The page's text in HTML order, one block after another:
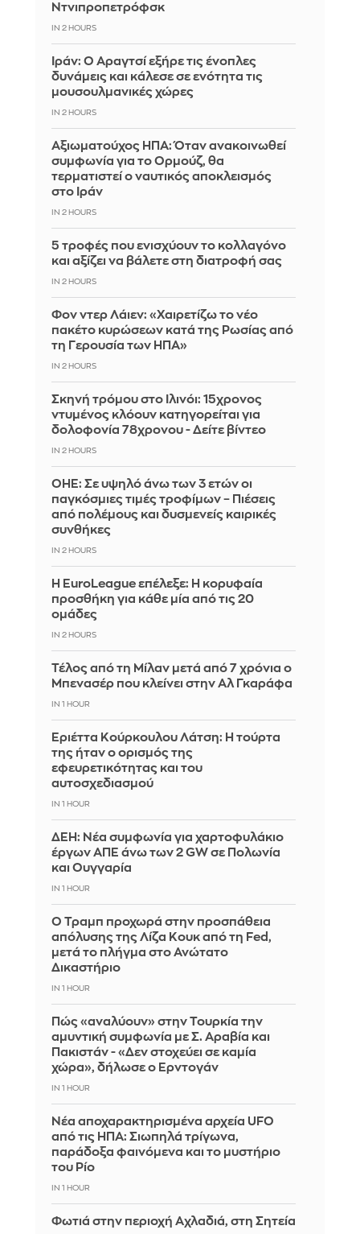
Ντνιπροπετρόφσκ
IN 2 HOURS
Ιράν: Ο Αραγτσί εξήρε τις ένοπλες
δυνάμεις και κάλεσε σε ενότητα τις
μουσουλμανικές χώρες
IN 2 HOURS
Αξιωματούχος ΗΠΑ: Όταν ανακοινωθεί
συμφωνία για το Ορμούζ, θα
τερματιστεί ο ναυτικός αποκλεισμός
στο Ιράν
IN 2 HOURS
5 τροφές που ενισχύουν το κολλαγόνο
και αξίζει να βάλετε στη διατροφή σας
IN 2 HOURS
Φον ντερ Λάιεν: «Χαιρετίζω το νέο
πακέτο κυρώσεων κατά της Ρωσίας από
τη Γερουσία των ΗΠΑ»
IN 2 HOURS
Σκηνή τρόμου στο Ιλινόι: 15χρονος
ντυμένος κλόουν κατηγορείται για
δολοφονία 78χρονου - Δείτε βίντεο
IN 2 HOURS
ΟΗΕ: Σε υψηλό άνω των 3 ετών οι
παγκόσμιες τιμές τροφίμων – Πιέσεις
από πολέμους και δυσμενείς καιρικές
συνθήκες
IN 2 HOURS
Η EuroLeague επέλεξε: Η κορυφαία
προσθήκη για κάθε μία από τις 20
ομάδες
IN 2 HOURS
Τέλος από τη Μίλαν μετά από 7 χρόνια ο
Μπενασέρ που κλείνει στην Αλ Γκαράφα
IN 1 HOUR
Εριέττα Κούρκουλου Λάτση: Η τούρτα
της ήταν ο ορισμός της
εφευρετικότητας και του
αυτοσχεδιασμού
IN 1 HOUR
ΔΕΗ: Νέα συμφωνία για χαρτοφυλάκιο
έργων ΑΠΕ άνω των 2 GW σε Πολωνία
και Ουγγαρία
IN 1 HOUR
Ο Τραμπ προχωρά στην προσπάθεια
απόλυσης της Λίζα Κουκ από τη Fed,
μετά το πλήγμα στο Ανώτατο
Δικαστήριο
IN 1 HOUR
Πώς «αναλύουν» στην Τουρκία την
αμυντική συμφωνία με Σ. Αραβία και
Πακιστάν - «Δεν στοχεύει σε καμία
χώρα», δήλωσε ο Ερντογάν
IN 1 HOUR
Νέα αποχαρακτηρισμένα αρχεία UFO
από τις ΗΠΑ: Σιωπηλά τρίγωνα,
παράδοξα φαινόμενα και το μυστήριο
του Ρίο
IN 1 HOUR
Φωτιά στην περιοχή Αχλαδιά, στη Σητεία